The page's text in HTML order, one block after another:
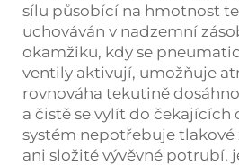
sílu působící na hmotnost
uchováván v nadzemní
okamžiku, kdy se
ventily aktivují, umožňuje
rovnováha tekutině
a čistě se vylít do čekajících
systém nepotřebuje tlakové
ani složité vývěvné potrubí,